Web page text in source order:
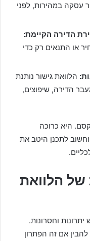
עסקה במהירות, לפני
הדירה הקיימת:
או התנאים רק כדי
הלוואת גישור נותנת
הדירה, שיפוצים,
היא כרוכה
לתכנן היטב את
של הלוואת
יתרונות וחסרונות.
אם זה הפתרון